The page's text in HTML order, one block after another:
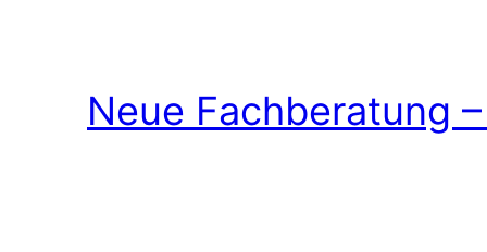
Neue Fachberatung